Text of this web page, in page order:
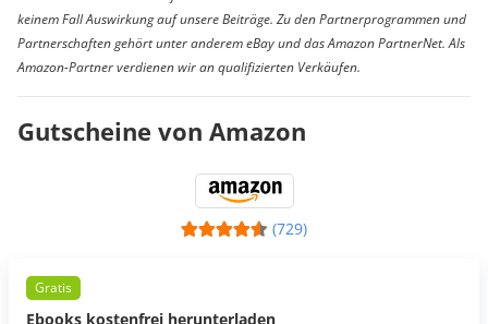
keinem Fall Auswirkung auf unsere Beiträge. Zu den Partnerprogrammen und
Partnerschaften gehört unter anderem eBay und das Amazon PartnerNet. Als
Amazon-Partner verdienen wir an qualifizierten Verkäufen.
Gutscheine von Amazon
(729)
Gratis
Ebooks kostenfrei herunterladen